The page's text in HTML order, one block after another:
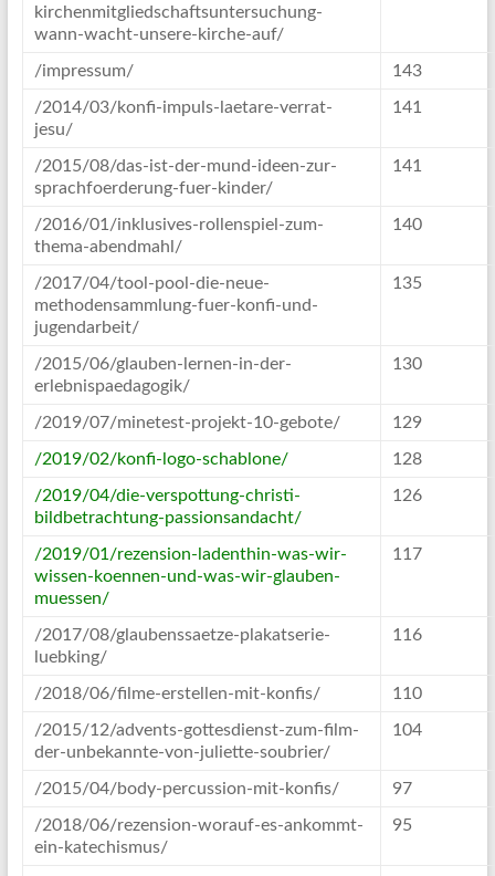
kirchenmitgliedschaftsuntersuchung-
wann-wacht-unsere-kirche-auf/
/impressum/ 143
/2014/03/konfi-impuls-laetare-verrat-
jesu/
141
/2015/08/das-ist-der-mund-ideen-zur-
sprachfoerderung-fuer-kinder/
141
/2016/01/inklusives-rollenspiel-zum-
thema-abendmahl/
140
/2017/04/tool-pool-die-neue-
methodensammlung-fuer-konfi-und-
jugendarbeit/
135
/2015/06/glauben-lernen-in-der-
erlebnispaedagogik/
130
/2019/07/minetest-projekt-10-gebote/ 129
/2019/02/konfi-logo-schablone/ 128
/2019/04/die-verspottung-christi-
bildbetrachtung-passionsandacht/
126
/2019/01/rezension-ladenthin-was-wir-
wissen-koennen-und-was-wir-glauben-
muessen/
117
/2017/08/glaubenssaetze-plakatserie-
luebking/
116
/2018/06/filme-erstellen-mit-konfis/ 110
/2015/12/advents-gottesdienst-zum-film-
der-unbekannte-von-juliette-soubrier/
104
/2015/04/body-percussion-mit-konfis/ 97
/2018/06/rezension-worauf-es-ankommt-
ein-katechismus/
95